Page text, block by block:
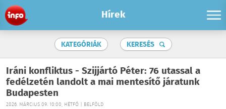
Hírek
KATEGÓRIÁK KERESÉS
Iráni konfliktus - Szijjártó Péter: 76 utassal a
fedélzetén landolt a mai mentesítő járatunk
Budapesten
2026. MÁRCIUS 09. 10:00, HÉTFŐ | BELFÖLD